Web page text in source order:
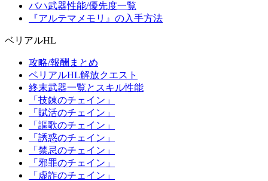
バハ武器性能/優先度一覧
『アルテマメモリ』の入手方法
ベリアルHL
攻略/報酬まとめ
ベリアルHL解放クエスト
終末武器一覧とスキル性能
「技錬のチェイン」
「賦活のチェイン」
「謳歌のチェイン」
「誘惑のチェイン」
「禁忌のチェイン」
「邪罪のチェイン」
「虚詐のチェイン」